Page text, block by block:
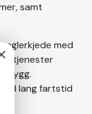
samt
med
lang fartstid